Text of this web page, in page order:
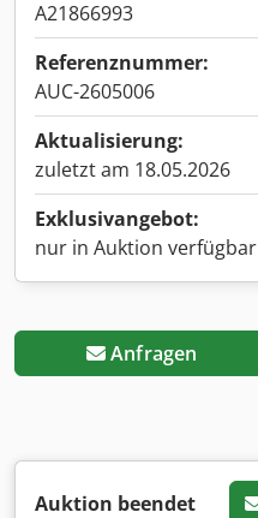
A21866993
Referenznummer:
AUC-2605006
Aktualisierung:
zuletzt am 18.05.2026
Exklusivangebot:
nur in Auktion verfügbar
Anfragen
Auktion beendet